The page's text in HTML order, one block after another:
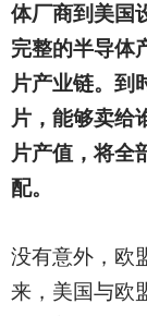
体厂商到美国
完整的半导体
片产业链。到
片，能够卖给
片产值，将全
配。
没有意外，欧
来，美国与欧